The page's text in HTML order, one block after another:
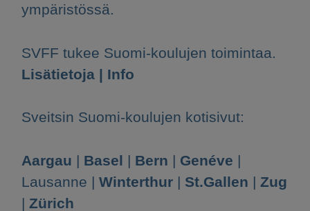
ympäristössä.
SVFF tukee Suomi-koulujen toimintaa.
Lisätietoja | Info
Sveitsin Suomi-koulujen kotisivut:
Aargau | Basel | Bern | Genéve |
Lausanne |Winterthur | St.Gallen |Zug
|Zürich